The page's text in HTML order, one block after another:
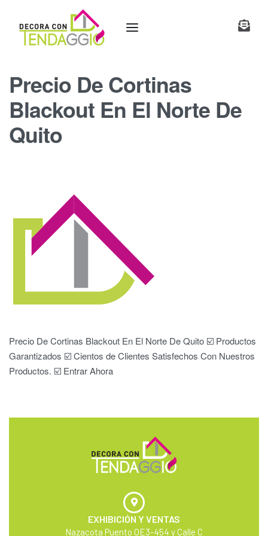
Precio De Cortinas
Blackout En El Norte De
Quito
Precio De Cortinas Blackout En El Norte De Quito ☑️ Productos
Garantizados ☑️ Cientos de Clientes Satisfechos Con Nuestros
Productos. ☑️ Entrar Ahora
EXHIBICIÓN Y VENTAS
Nazacota Puento OE3-454 y Calle C